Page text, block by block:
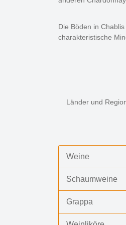
Die Böden in
charakteristische
Länder und
Weine
Schaumweine
Grappa